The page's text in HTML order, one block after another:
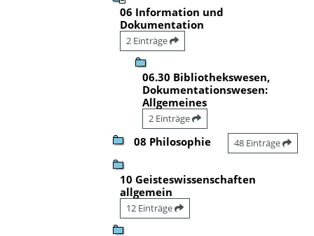
06 Information und
Dokumentation
2 Einträge
06.30 Bibliothekswesen,
Dokumentationswesen:
Allgemeines
2 Einträge
08 Philosophie 48 Einträge
10 Geisteswissenschaften
allgemein
12 Einträge